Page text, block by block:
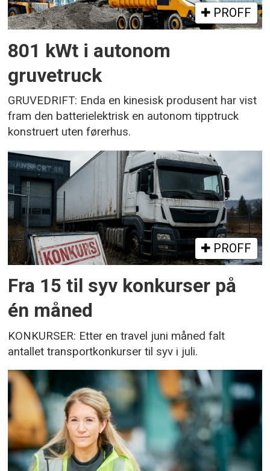
PROFF
801 kWt i autonom
gruvetruck
GRUVEDRIFT: Enda en kinesisk produsent har vist
fram den batterielektrisk en autonom tipptruck
konstruert uten førerhus.
PROFF
Fra 15 til syv konkurser på
én måned
KONKURSER: Etter en travel juni måned falt
antallet transportkonkurser til syv i juli.